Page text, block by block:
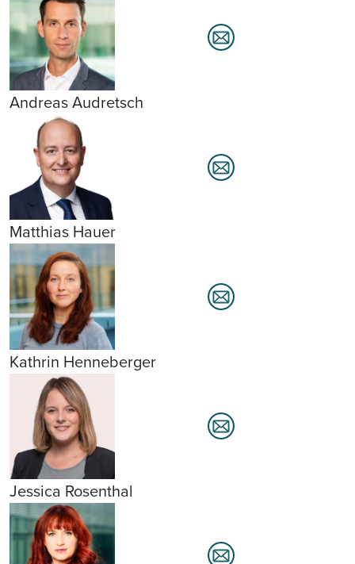
Andreas Audretsch
Matthias Hauer
Kathrin Henneberger
Jessica Rosenthal